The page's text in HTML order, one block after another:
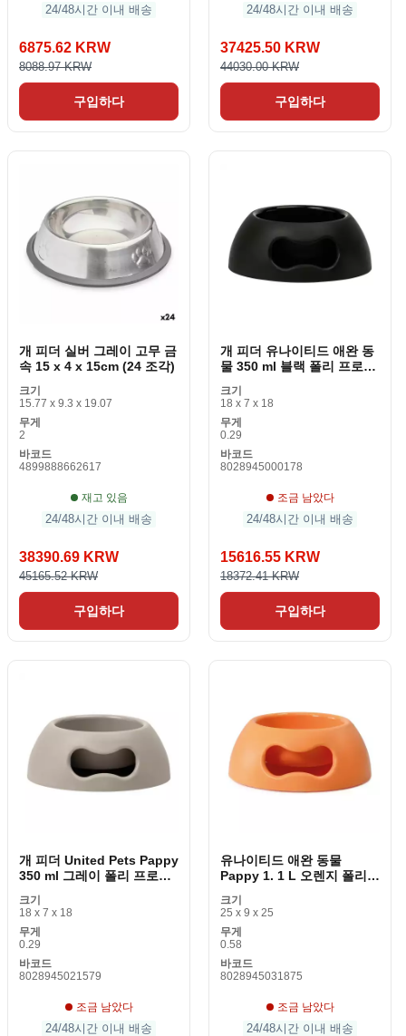
24/48시간 이내 배송
6875.62 KRW
8088.97 KRW
구입하다
24/48시간 이내 배송
37425.50 KRW
44030.00 KRW
구입하다
개 피더 실버 그레이 고무 금
속 15 x 4 x 15cm (24 조각)
크기
15.77 x 9.3 x 19.07
무게
2
바코드
4899888662617
재고 있음
24/48시간 이내 배송
38390.69 KRW
45165.52 KRW
구입하다
개 피더 유나이티드 애완 동
물 350 ml 블랙 폴리 프로필
크기
18 x 7 x 18
무게
0.29
바코드
8028945000178
조금 남았다
24/48시간 이내 배송
15616.55 KRW
18372.41 KRW
구입하다
개 피더 United Pets Pappy
350 ml 그레이 폴리 프로필
크기
18 x 7 x 18
무게
0.29
바코드
8028945021579
조금 남았다
24/48시간 이내 배송
유나이티드 애완 동물
Pappy 1. 1 L 오렌지 폴리
크기
25 x 9 x 25
무게
0.58
바코드
8028945031875
조금 남았다
24/48시간 이내 배송